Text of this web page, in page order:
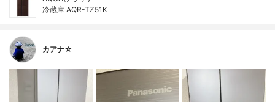
冷蔵庫 AQR-TZ51K
カアナ☆